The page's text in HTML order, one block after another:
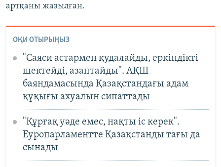
артқаны жазылған.
ОҚИ ОТЫРЫҢЫЗ
"Саяси астармен қудалайды, еркіндікті
шектейді, азаптайды". АҚШ
баяндамасында Қазақстандағы адам
құқығы ахуалын сипаттады
"Құрғақ уәде емес, нақты іс керек".
Еуропарламентте Қазақстанды тағы да
сынады